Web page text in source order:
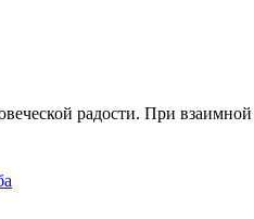
радости. При